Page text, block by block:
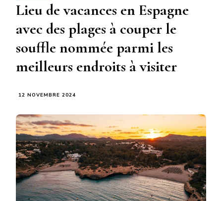
Lieu de vacances en Espagne
avec des plages à couper le
souffle nommée parmi les
meilleurs endroits à visiter
12 NOVEMBRE 2024